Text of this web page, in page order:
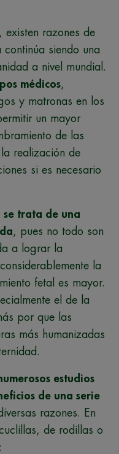
existen razones de
siendo una
a nivel mundial.
médicos,
y matronas en los
un mayor
de las
realización de
si es necesario
se trata de una
, pues no todo son
a lograr la
la
fetal es mayor.
el de la
por que las
más humanizadas
estudios
de una serie
razones. En
de rodillas o